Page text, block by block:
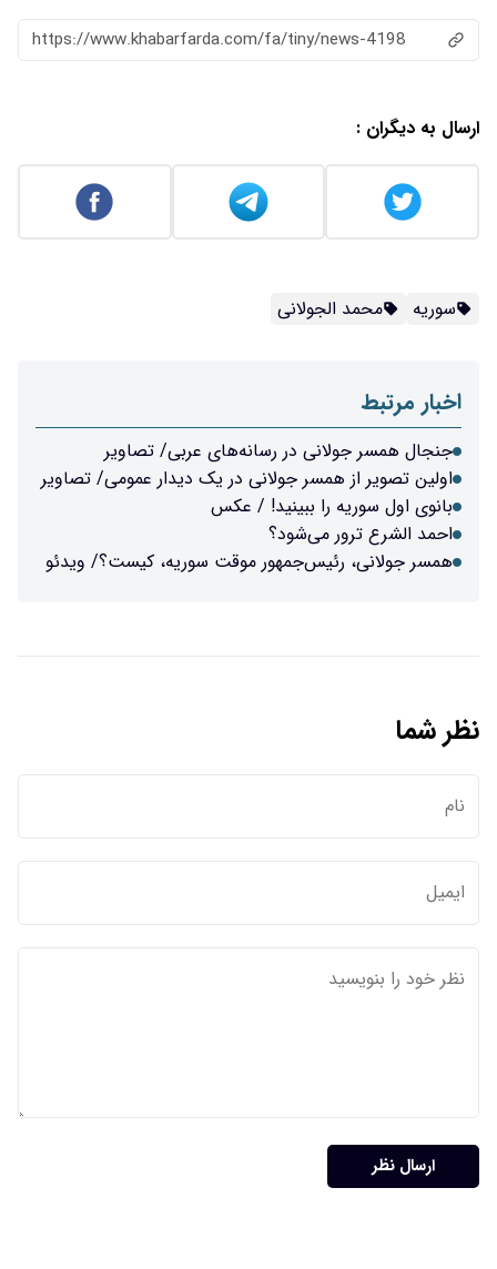
https://www.khabarfarda.com/fa/tiny/news-4198
ارسال به دیگران :
سوریه محمد الجولانی
اخبار مرتبط
جنجال همسر جولانی در رسانه‌های عربی/ تصاویر
اولین تصویر از همسر جولانی در یک دیدار عمومی/ تصاویر
بانوی اول سوریه را ببینید! / عکس
احمد الشرع ترور می‌شود؟
همسر جولانی، رئیس‌جمهور موقت سوریه، کیست؟/ ویدئو
نظر شما
ارسال نظر